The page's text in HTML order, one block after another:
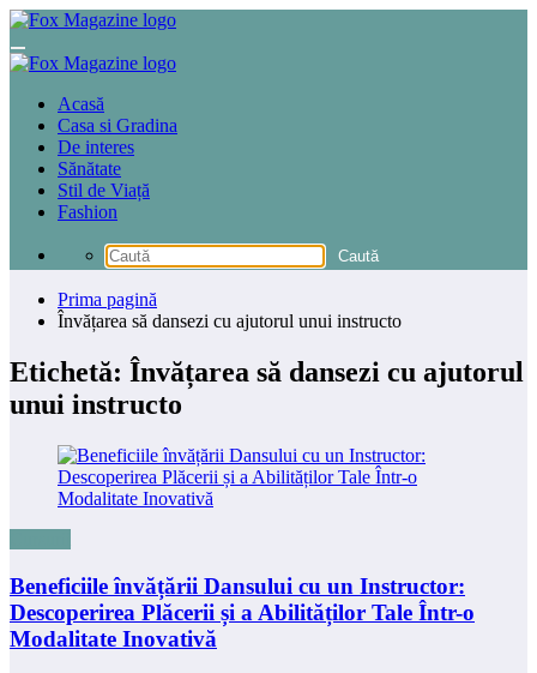
Sari
conținut
Acasă
Casa si Gradina
De interes
Sănătate
Stil de Viață
Fashion
Prima pagină
Învățarea să dansezi cu ajutorul unui instructo
Etichetă: Învățarea să dansezi cu ajutorul
unui instructo
Beneficiile învățării Dansului cu un Instructor:
Descoperirea Plăcerii și a Abilităților Tale Într-o
Modalitate Inovativă